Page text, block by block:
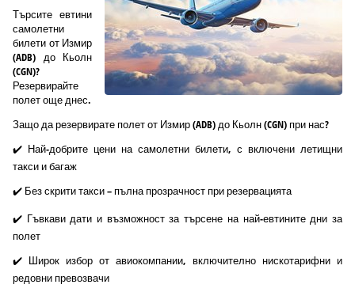
Търсите евтини
самолетни
билети от Измир
(ADB) до Кьолн
(CGN)?
Резервирайте
полет още днес.
Защо да резервирате полет от Измир (ADB) до Кьолн (CGN) при нас?
✔️ Най-добрите цени на самолетни билети, с включени летищни
такси и багаж
✔️ Без скрити такси – пълна прозрачност при резервацията
✔️ Гъвкави дати и възможност за търсене на най-евтините дни за
полет
✔️ Широк избор от авиокомпании, включително нискотарифни и
редовни превозвачи